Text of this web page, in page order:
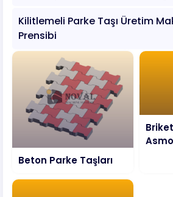
Kilitlemeli Parke Taşı Üretim
Prensibi
Beton Parke Taşları